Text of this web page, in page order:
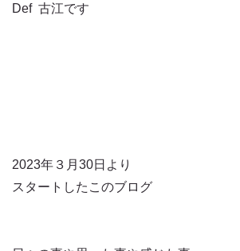
Def 古江です
2023年３月30日より
スタートしたこのブログ